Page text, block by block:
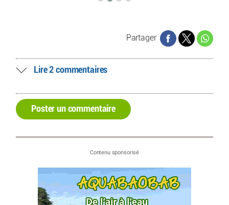
Partager
Lire 2 commentaires
Poster un commentaire